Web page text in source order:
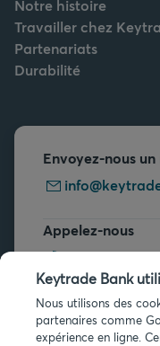
Notre histoire
Travailler chez
Partenariats
Durabilité
Envoyez-nous un
Appelez-nous
+32 2 679 90
Vous avez des
Questions
Keytrade Bank
Nous utilisons des
partenaires comme
expérience en ligne.